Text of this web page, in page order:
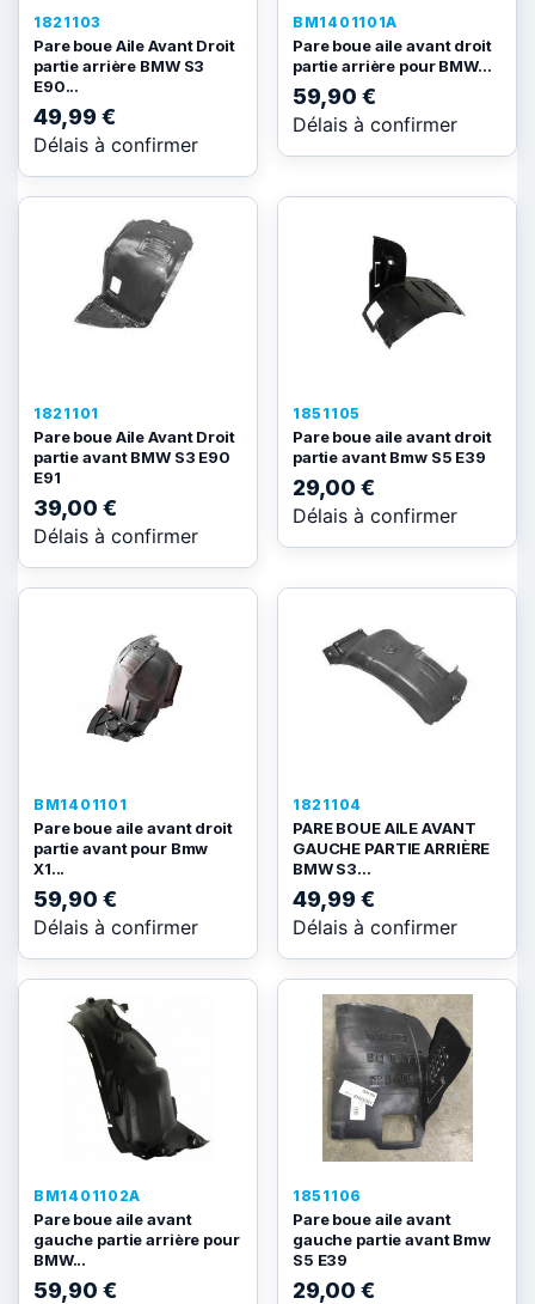
1821103
Pare boue Aile Avant Droit
partie arrière BMW S3
E90...
49,99 €
Délais à confirmer
BM1401101A
Pare boue aile avant droit
partie arrière pour BMW...
59,90 €
Délais à confirmer
1821101
Pare boue Aile Avant Droit
partie avant BMW S3 E90
E91
39,00 €
Délais à confirmer
1851105
Pare boue aile avant droit
partie avant Bmw S5 E39
29,00 €
Délais à confirmer
BM1401101
Pare boue aile avant droit
partie avant pour Bmw
X1...
59,90 €
Délais à confirmer
1821104
PARE BOUE AILE AVANT
GAUCHE PARTIE ARRIÈRE
BMW S3...
49,99 €
Délais à confirmer
BM1401102A
Pare boue aile avant
gauche partie arrière pour
BMW...
59,90 €
1851106
Pare boue aile avant
gauche partie avant Bmw
S5 E39
29,00 €